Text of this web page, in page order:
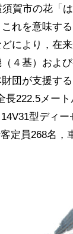
賀市の花「
れを意味す
により，在
４基）およ
団が支援す
長222.5メー
型ディ
定員268名，